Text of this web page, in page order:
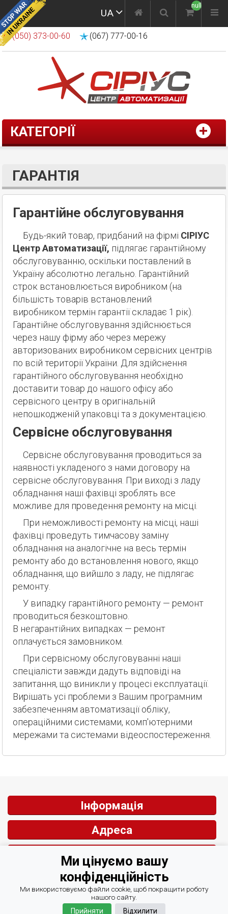
UA
null
(050) 373-00-60 (067) 777-00-16
КАТЕГОРІЇ
ГАРАНТІЯ
Гарантійне обслуговування
Будь-який товар, придбаний на фірмі СІРІУС
Центр Автоматизації, підлягає гарантійному
обслуговуванню, оскільки поставлений в
Україну абсолютно легально. Гарантійний
строк встановлюється виробником (на
більшість товарів встановлений
виробником термін гарантії складає 1 рік).
Гарантійне обслуговування здійснюється
через нашу фірму або через мережу
авторизованих виробником сервісних центрів
по всій території України. Для здійснення
гарантійного обслуговування необхідно
доставити товар до нашого офісу або
сервісного центру в оригінальній
непошкодженій упаковці та з документацією.
Сервісне обслуговування
Сервісне обслуговування проводиться за
наявності укладеного з нами договору на
сервісне обслуговування. При виході з ладу
обладнання наші фахівці зроблять все
можливе для проведення ремонту на місці.
При неможливості ремонту на місці, наші
фахівці проведуть тимчасову заміну
обладнання на аналогічне на весь термін
ремонту або до встановлення нового, якщо
обладнання, що вийшло з ладу, не підлягає
ремонту.
У випадку гарантійного ремонту — ремонт
проводиться безкоштовно.
В негарантійних випадках — ремонт
оплачується замовником.
При сервісному обслуговуванні наші
спеціалісти завжди дадуть відповіді на
запитання, що виникли у процесі експлуатації.
Вирішать усі проблеми з Вашим програмним
забезпеченням автоматизації обліку,
операційними системами, комп'ютерними
мережами та системами відеоспостереження.
Інформація
Адреса
Контакти
Зворотній зв'язок
Ми цінуємо вашу
конфіденційність
Ми використовуємо файли cookie, щоб покращити роботу
нашого сайту.
Прийняти
Відхилити